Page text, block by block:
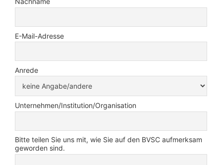
E-Mail-Adresse
Anrede
Unternehmen/Institution/Organisation
Bitte teilen Sie uns mit, wie Sie auf den BVSC aufmerksam
geworden sind.